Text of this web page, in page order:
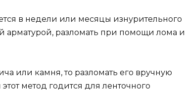
в недели или месяцы изнурительного
арматурой, разломать при помощи лома и
или камня, то разломать его вручную
метод годится для ленточного